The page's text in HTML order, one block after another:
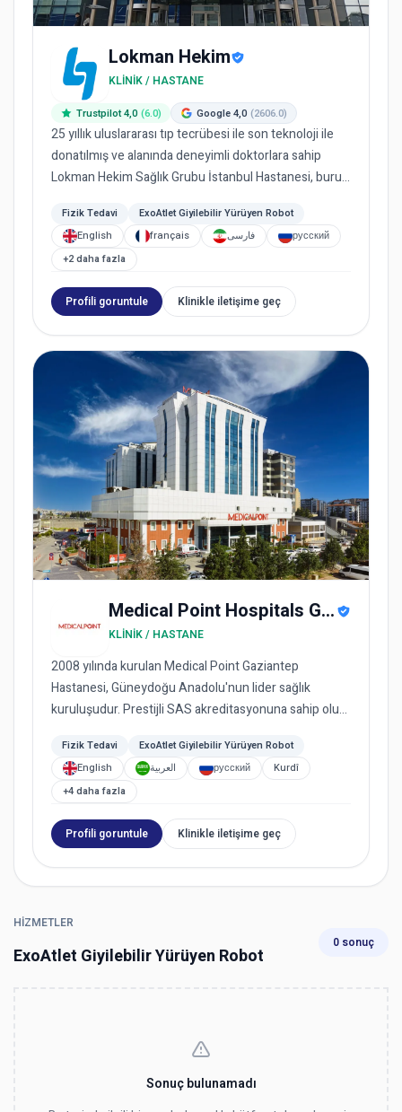
Lokman Hekim
KLINIK / HASTANE
Trustpilot 4,0 (6.0) Google 4,0 (2606.0)
25 yıllık uluslararası tıp tecrübesi ile son teknoloji ile
donatılmış ve alanında deneyimli doktorlara sahip
Lokman Hekim Sağlık Grubu İstanbul Hastanesi, burun
Fizik Tedavi
ExoAtlet Giyilebilir Yürüyen Robot
English
français فارسی
русский
+2 daha fazla
Profili goruntule Klinikle iletişime geç
Medical Point Hospitals Group
KLINIK / HASTANE
2008 yılında kurulan Medical Point Gaziantep
Hastanesi, Güneydoğu Anadolu'nun lider sağlık
kuruluşudur. Prestijli SAS akreditasyonuna sahip olup,
Fizik Tedavi
ExoAtlet Giyilebilir Yürüyen Robot
English
العربية русский
Kurdî
+4 daha fazla
Profili goruntule Klinikle iletişime geç
HIZMETLER
ExoAtlet Giyilebilir Yürüyen Robot
0 sonuç
Sonuç bulunamadı